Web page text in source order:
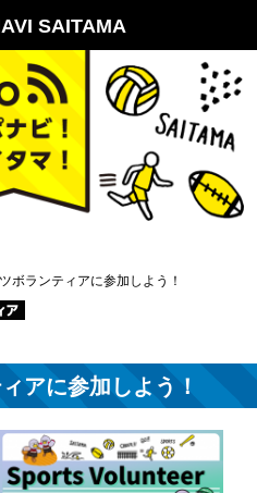
SAITAMA
ボランティアに参加しよう！
アに参加しよう！